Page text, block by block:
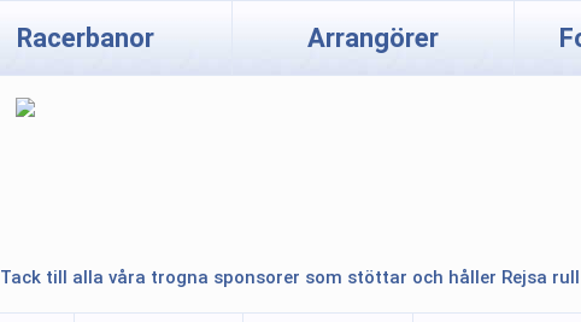
Racerbanor Arrangörer
Tack till alla våra trogna sponsorer som stöttar och håller Rejsa